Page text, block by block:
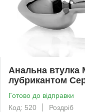
Анальна втулка
лубрикантом
Готово до відправки
Код: 520
Роздріб